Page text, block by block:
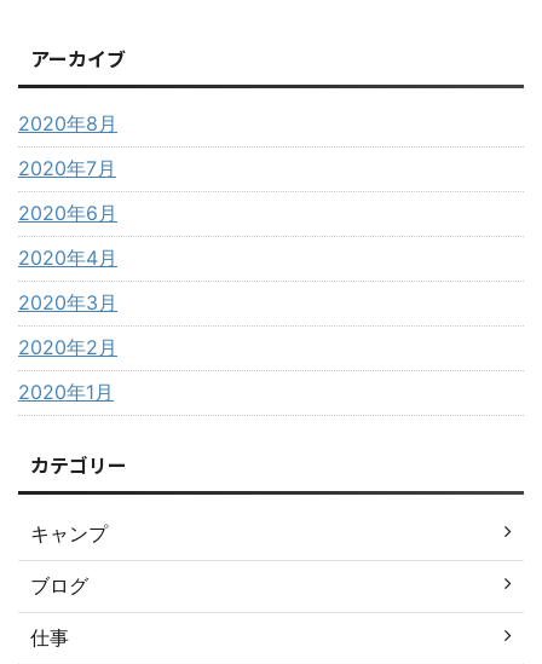
アーカイブ
2020年8月
2020年7月
2020年6月
2020年4月
2020年3月
2020年2月
2020年1月
カテゴリー
キャンプ
ブログ
仕事